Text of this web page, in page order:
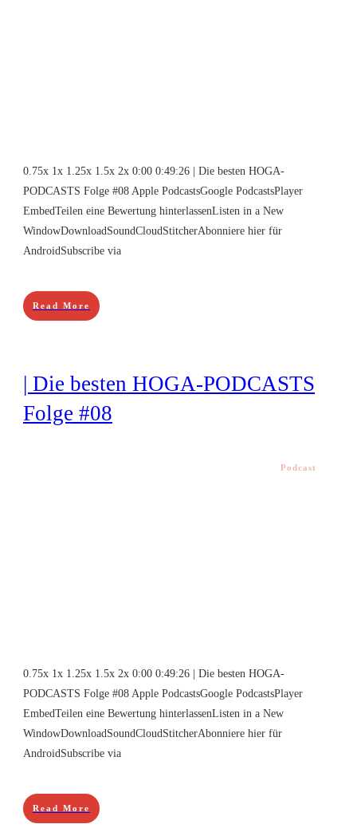
0.75x 1x 1.25x 1.5x 2x 0:00 0:49:26 | Die besten HOGA-
PODCASTS Folge #08 Apple PodcastsGoogle PodcastsPlayer
EmbedTeilen eine Bewertung hinterlassenListen in a New
WindowDownloadSoundCloudStitcherAbonniere hier für
AndroidSubscribe via
Read More
| Die besten HOGA-PODCASTS
Folge #08
Podcast
0.75x 1x 1.25x 1.5x 2x 0:00 0:49:26 | Die besten HOGA-
PODCASTS Folge #08 Apple PodcastsGoogle PodcastsPlayer
EmbedTeilen eine Bewertung hinterlassenListen in a New
WindowDownloadSoundCloudStitcherAbonniere hier für
AndroidSubscribe via
Read More